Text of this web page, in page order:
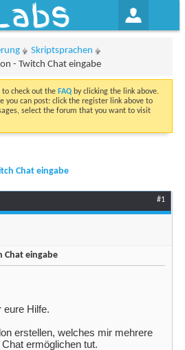
Skriptsprachen
- Twitch Chat eingabe
to check out the FAQ by clicking the link above.
you can post: click the register link above to
select the forum that you want to visit
Chat eingabe
#1
Chat eingabe
eure Hilfe.
erstellen, welches mir mehrere
ermöglichen tut.